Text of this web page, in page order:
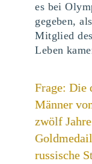
es bei
gegeben,
Mitglied
Leben
Frage: Die
Männer
zwölf
russische